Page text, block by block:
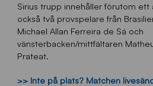
Sirius trupp innehåller förutom ett
också två provspelare från
Michael Allan Ferreira de Sá och
vänsterbacken/mittfältaren
Prateat.
>> Inte på plats? Matchen